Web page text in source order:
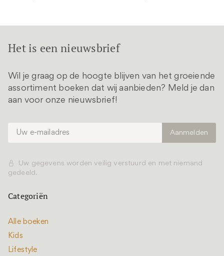
Het is een nieuwsbrief
Wil je graag op de hoogte blijven van het groeiende
assortiment boeken dat wij aanbieden? Meld je dan
aan voor onze nieuwsbrief!
Uw gegevens worden veilig verstuurd en met niemand
gedeeld.
Categoriën
Alle boeken
Kids
Lifestyle